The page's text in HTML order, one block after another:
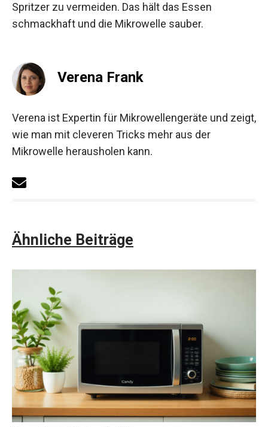
Spritzer zu vermeiden. Das hält das Essen
schmackhaft und die Mikrowelle sauber.
Verena Frank
Verena ist Expertin für Mikrowellengeräte und zeigt,
wie man mit cleveren Tricks mehr aus der
Mikrowelle herausholen kann.
Ähnliche Beiträge